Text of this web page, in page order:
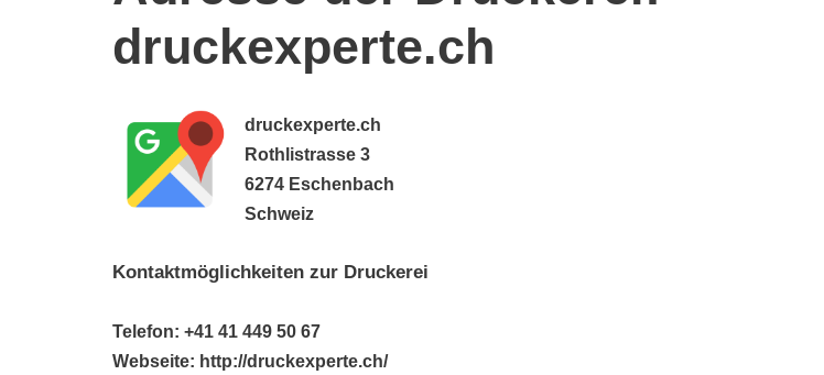
druckexperte.ch
druckexperte.ch
Rothlistrasse 3
6274 Eschenbach
Schweiz
Kontaktmöglichkeiten zur Druckerei
Telefon: +41 41 449 50 67
Webseite: http://druckexperte.ch/